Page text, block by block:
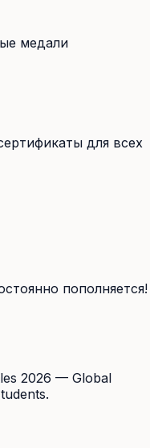
медали
для всех
пополняется!
2026 — Global